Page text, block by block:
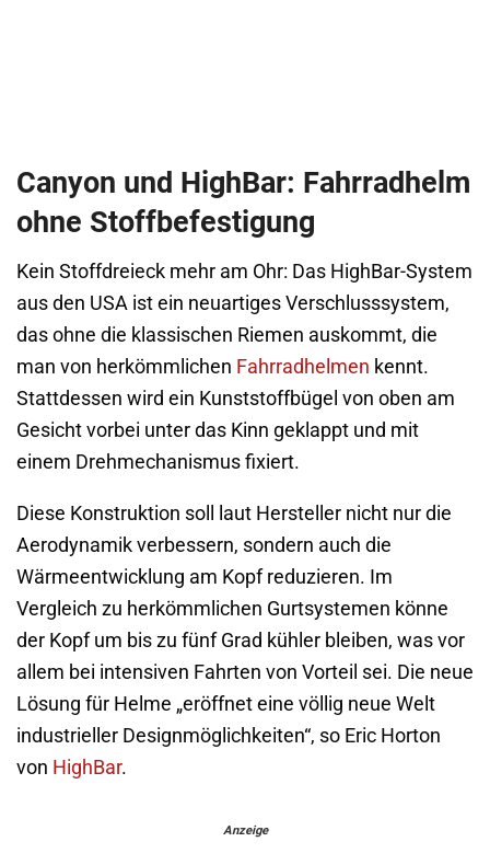
Canyon und HighBar: Fahrradhelm
ohne Stoffbefestigung
Kein Stoffdreieck mehr am Ohr: Das HighBar-System
aus den USA ist ein neuartiges Verschlusssystem,
das ohne die klassischen Riemen auskommt, die
man von herkömmlichen Fahrradhelmen kennt.
Stattdessen wird ein Kunststoffbügel von oben am
Gesicht vorbei unter das Kinn geklappt und mit
einem Drehmechanismus fixiert.
Diese Konstruktion soll laut Hersteller nicht nur die
Aerodynamik verbessern, sondern auch die
Wärmeentwicklung am Kopf reduzieren. Im
Vergleich zu herkömmlichen Gurtsystemen könne
der Kopf um bis zu fünf Grad kühler bleiben, was vor
allem bei intensiven Fahrten von Vorteil sei. Die neue
Lösung für Helme „eröffnet eine völlig neue Welt
industrieller Designmöglichkeiten“, so Eric Horton
von HighBar.
Anzeige